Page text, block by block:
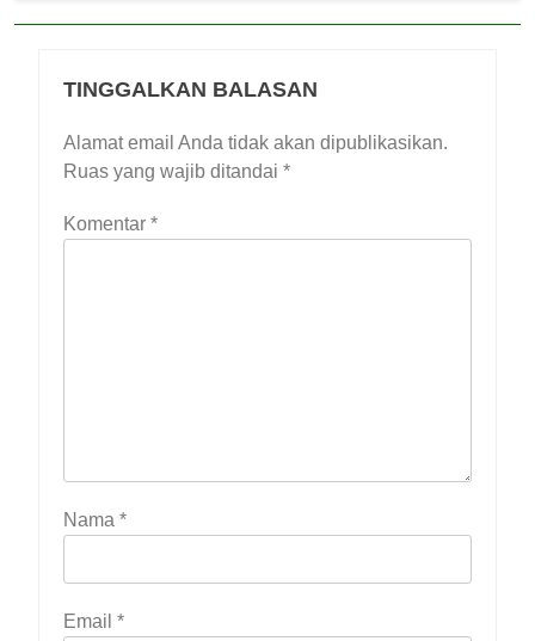
TINGGALKAN BALASAN
Alamat email Anda tidak akan dipublikasikan.
Ruas yang wajib ditandai *
Komentar *
Nama *
Email *